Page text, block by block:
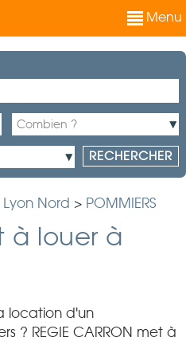
Menu
Nord > POMMIERS
à louer à
location d'un
? REGIE CARRON met à